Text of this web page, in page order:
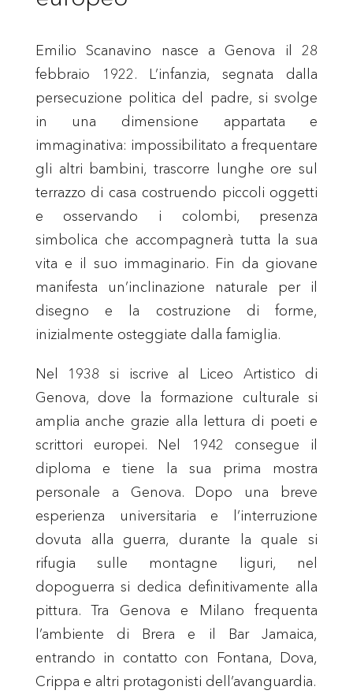
Emilio Scanavino nasce a Genova il 28
febbraio 1922. L’infanzia, segnata dalla
persecuzione politica del padre, si svolge
in una dimensione appartata e
immaginativa: impossibilitato a frequentare
gli altri bambini, trascorre lunghe ore sul
terrazzo di casa costruendo piccoli oggetti
e osservando i colombi, presenza
simbolica che accompagnerà tutta la sua
vita e il suo immaginario. Fin da giovane
manifesta un’inclinazione naturale per il
disegno e la costruzione di forme,
inizialmente osteggiate dalla famiglia.
Nel 1938 si iscrive al Liceo Artistico di
Genova, dove la formazione culturale si
amplia anche grazie alla lettura di poeti e
scrittori europei. Nel 1942 consegue il
diploma e tiene la sua prima mostra
personale a Genova. Dopo una breve
esperienza universitaria e l’interruzione
dovuta alla guerra, durante la quale si
rifugia sulle montagne liguri, nel
dopoguerra si dedica definitivamente alla
pittura. Tra Genova e Milano frequenta
l’ambiente di Brera e il Bar Jamaica,
entrando in contatto con Fontana, Dova,
Crippa e altri protagonisti dell’avanguardia.